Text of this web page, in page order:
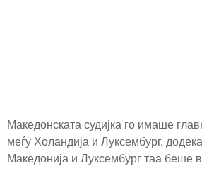
Македонската судијка го имаше
меѓу Холандија и Луксембург,
Македонија и Луксембург таа беше